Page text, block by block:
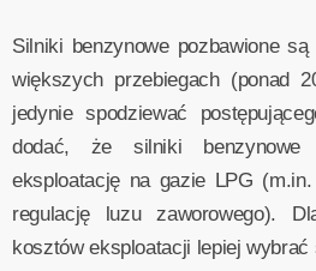
Silniki benzynowe pozbawione
większych przebiegach (ponad
jedynie spodziewać
dodać, że silniki benzynowe
eksploatację na gazie LPG
regulację luzu zaworowego).
kosztów eksploatacji lepiej